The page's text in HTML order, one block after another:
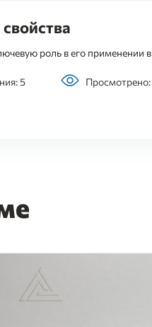
роль в его
5 Просмотрено: